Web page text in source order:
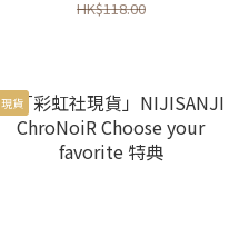
HK$118.00
現貨